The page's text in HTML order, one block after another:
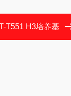
T551 H3培养基